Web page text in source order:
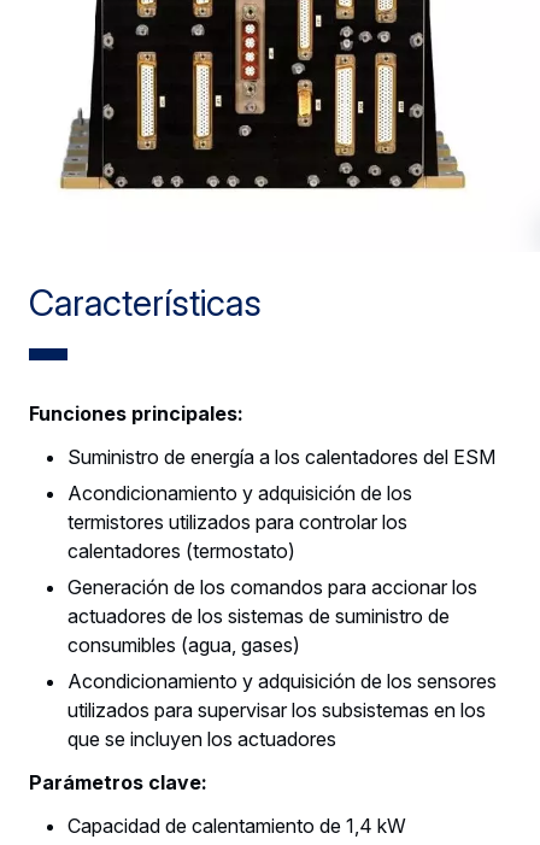
Características
Funciones principales:
Suministro de energía a los calentadores del ESM
Acondicionamiento y adquisición de los
termistores utilizados para controlar los
calentadores (termostato)
Generación de los comandos para accionar los
actuadores de los sistemas de suministro de
consumibles (agua, gases)
Acondicionamiento y adquisición de los sensores
utilizados para supervisar los subsistemas en los
que se incluyen los actuadores
Parámetros clave:
Capacidad de calentamiento de 1,4 kW